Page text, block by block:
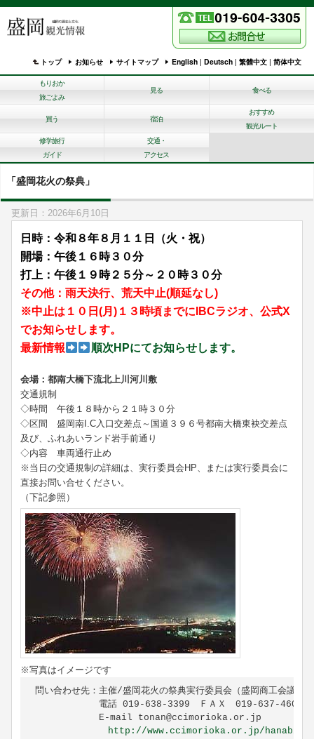
トップ お知らせ サイトマップ English | Deutsch | 繁體中文 | 简体中文
もりおか
旅ごよみ
見る 食べる
買う 宿泊
おすすめ
観光ルート
修学旅行
ガイド
交通・
アクセス
「盛岡花火の祭典」
更新日：2026年6月10日
日時：令和８年８月１１日（火・祝）
開場：午後１６時３０分
打上：午後１９時２５分～２０時３０分
その他：雨天決行、荒天中止(順延なし)
※中止は１０日(月)１３時頃までにIBCラジオ、公式X
でお知らせします。
最新情報
順次HPにてお知らせします。
会場：都南大橋下流北上川河川敷
交通規制
◇時間 午後１８時から２１時３０分
◇区間 盛岡南I.C入口交差点～国道３９６号都南大橋東袂交差点
及び、ふれあいランド岩手前通り
◇内容 車両通行止め
※当日の交通規制の詳細は、実行委員会HP、または実行委員会に
直接お問い合せください。
（下記参照）
※写真はイメージです
問い合わせ先：主催/盛岡花火の祭典実行委員会（盛岡商工会議所
電話 019-638-3399　ＦＡＸ　019-637-4608
E-mail tonan@ccimorioka.or.jp
http://www.ccimorioka.or.jp/hanabi/